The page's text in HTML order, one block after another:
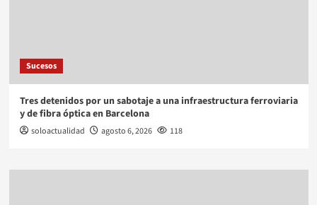
Sucesos
Tres detenidos por un sabotaje a una infraestructura ferroviaria
y de fibra óptica en Barcelona
soloactualidad agosto 6, 2026 118